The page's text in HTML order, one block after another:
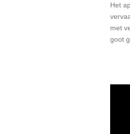
Het
met
goot